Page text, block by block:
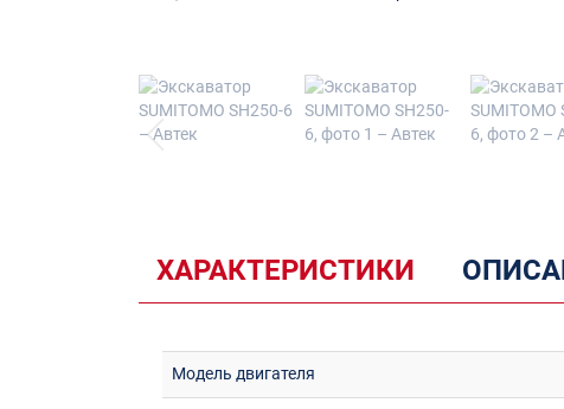
ХАРАКТЕРИСТИКИ
Модель двигателя